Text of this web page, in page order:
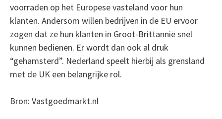
voorraden op het Europese vasteland voor hun
klanten. Andersom willen bedrijven in de EU ervoor
zogen dat ze hun klanten in Groot-Brittannië snel
kunnen bedienen. Er wordt dan ook al druk
“gehamsterd”. Nederland speelt hierbij als grensland
met de UK een belangrijke rol.
Bron: Vastgoedmarkt.nl